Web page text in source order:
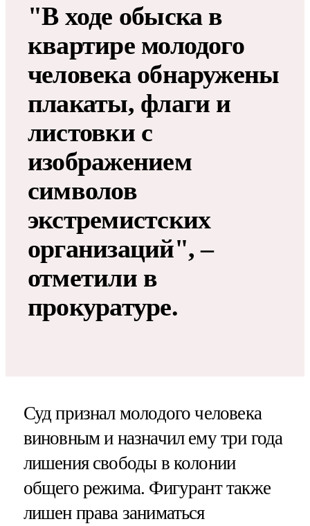
"В ходе обыска в
квартире молодого
человека обнаружены
плакаты, флаги и
листовки с
изображением
символов
экстремистских
организаций", –
отметили в
прокуратуре.
Суд признал молодого человека
виновным и назначил ему три года
лишения свободы в колонии
общего режима. Фигурант также
лишен права заниматься